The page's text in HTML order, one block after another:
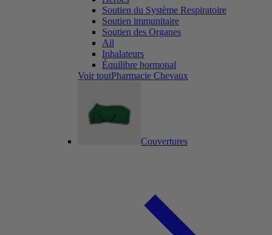
Soutien du Système Respiratoire
Soutien immunitaire
Soutien des Organes
Ail
Inhalateurs
Équilibre hormonal
Voir toutPharmacie Chevaux
Couvertures